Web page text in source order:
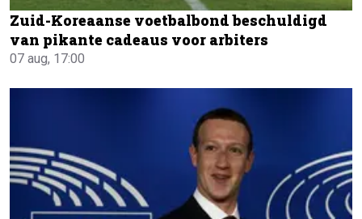
Zuid-Koreaanse voetbalbond beschuldigd
van pikante cadeaus voor arbiters
07 aug, 17:00